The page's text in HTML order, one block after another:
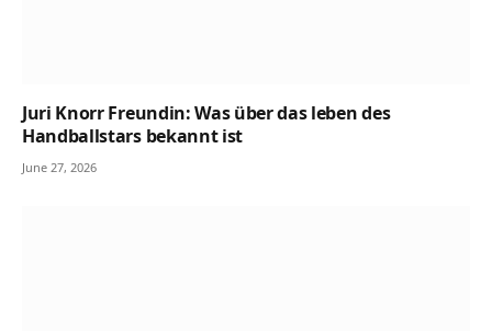
Juri Knorr Freundin: Was über das leben des
Handballstars bekannt ist
June 27, 2026